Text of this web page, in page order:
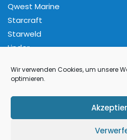
Wir verwenden Cookies, um unsere
optimieren.
Qwest Marine
Starcraft
Starweld
Linder
Folge Uns
Facebook
PinterestInstagram
YouTube